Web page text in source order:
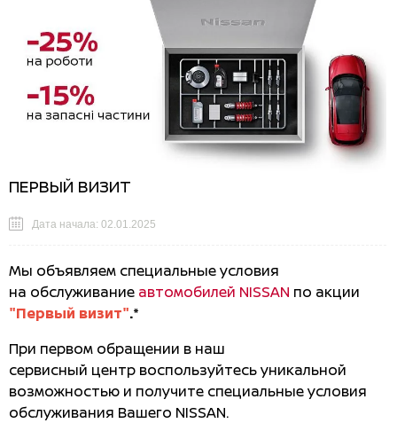
ПЕРВЫЙ ВИЗИТ
Дата начала: 02.01.2025
Мы объявляем специальные условия
на обслуживание автомобилей NISSAN по акции
"Первый визит".*
При первом обращении в наш
сервисный центр воспользуйтесь уникальной
возможностью и получите специальные условия
обслуживания Вашего NISSAN.